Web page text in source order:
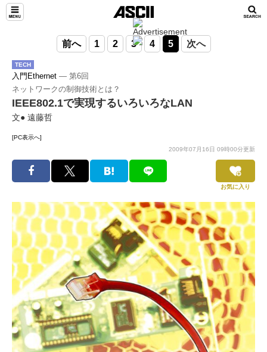
前へ 1 2 3 4 5 次へ
TECH
入門Ethernet ― 第6回
ネットワークの制御技術とは？
IEEE802.1で実現するいろいろなLAN
文● 遠藤哲
[PC表示へ]
2009年07月16日 09時00分更新
お気に入り